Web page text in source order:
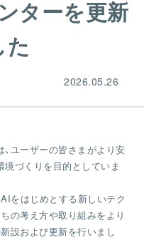
ターを更新
た
2026.05.26
ユーザーの皆さまがより安
づくりを目的としていま
をはじめとする新しいテク
の考え方や取り組みをより
設および更新を行いまし